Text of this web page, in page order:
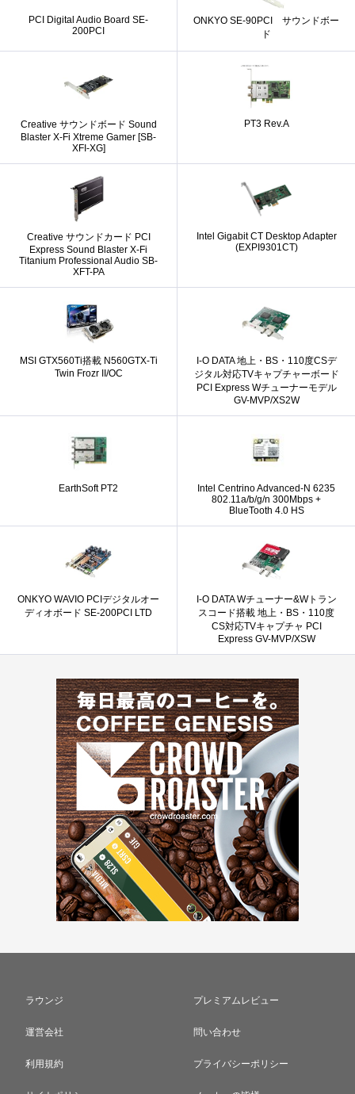
PCI Digital Audio Board SE-
200PCI
ONKYO SE-90PCI サウンドボー
ド
Creative サウンドボード Sound
Blaster X-Fi Xtreme Gamer [SB-
XFI-XG]
PT3 Rev.A
Creative サウンドカード PCI
Express Sound Blaster X-Fi
Titanium Professional Audio SB-
XFT-PA
Intel Gigabit CT Desktop Adapter
(EXPI9301CT)
MSI GTX560Ti搭載 N560GTX-Ti
Twin Frozr II/OC
I-O DATA 地上・BS・110度CSデ
ジタル対応TVキャプチャーボード
PCI Express Wチューナーモデル
GV-MVP/XS2W
EarthSoft PT2
Intel Centrino Advanced-N 6235
802.11a/b/g/n 300Mbps +
BlueTooth 4.0 HS
ONKYO WAVIO PCIデジタルオー
ディオボード SE-200PCI LTD
I-O DATA Wチューナー&Wトラン
スコード搭載 地上・BS・110度
CS対応TVキャプチャ PCI
Express GV-MVP/XSW
ラウンジ プレミアムレビュー
運営会社 問い合わせ
利用規約 プライバシーポリシー